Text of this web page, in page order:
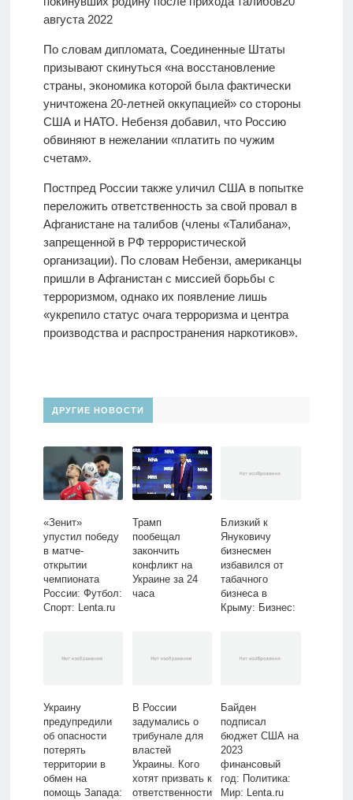
августа 2022
По словам дипломата, Соединенные Штаты
призывают скинуться «на восстановление
страны, экономика которой была фактически
уничтожена 20-летней оккупацией» со стороны
США и НАТО. Небензя добавил, что Россию
обвиняют в нежелании «платить по чужим
счетам».
Постпред России также уличил США в попытке
переложить ответственность за свой провал в
Афганистане на талибов (члены «Талибана»,
запрещенной в РФ террористической
организации). По словам Небензи, американцы
пришли в Афганистан с миссией борьбы с
терроризмом, однако их появление лишь
«укрепило статус очага терроризма и центра
производства и распространения наркотиков».
ДРУГИЕ НОВОСТИ
«Зенит»
упустил победу
в матче-
открытии
чемпионата
России: Футбол:
Спорт: Lenta.ru
Трамп
пообещал
закончить
конфликт на
Украине за 24
часа
Близкий к
Януковичу
бизнесмен
избавился от
табачного
бизнеса в
Крыму: Бизнес:
Украину
предупредили
об опасности
потерять
территории в
обмен на
помощь Запада:
В России
задумались о
трибунале для
властей
Украины. Кого
хотят призвать к
ответственности
Байден
подписал
бюджет США на
2023
финансовый
год: Политика:
Мир: Lenta.ru